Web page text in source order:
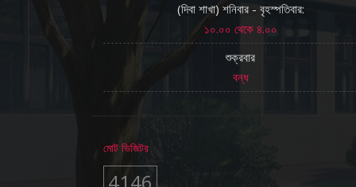
(দিবা শাখা) শনিবার - বৃহস্পতিবার:
১০.০০ থেকে ৪.০০
শুক্রবার
বন্ধ
মোট ভিজিটর